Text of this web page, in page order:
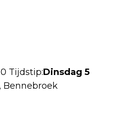
Tijdstip:Dinsdag 5
Bennebroek